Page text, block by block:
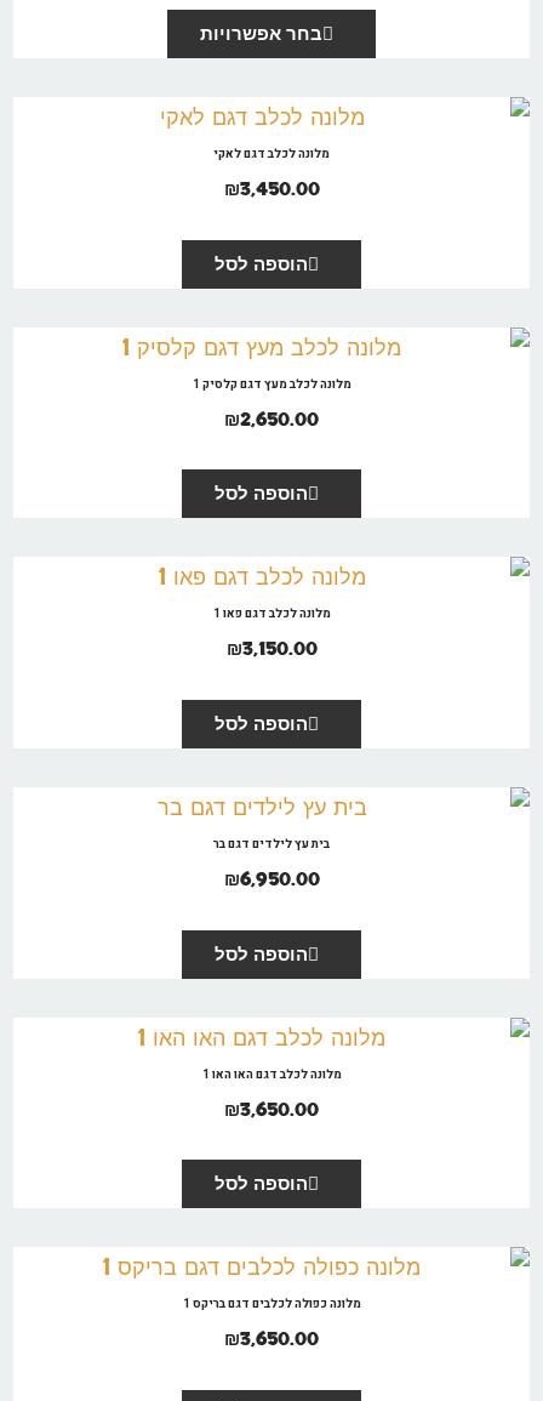
בחר אפשרויות
מלונה לכלב דגם לאקי
₪3,450.00
הוספה לסל
מלונה לכלב מעץ דגם קלסיק 1
₪2,650.00
הוספה לסל
מלונה לכלב דגם פאו 1
₪3,150.00
הוספה לסל
בית עץ לילדים דגם בר
₪6,950.00
הוספה לסל
מלונה לכלב דגם האו האו 1
₪3,650.00
הוספה לסל
מלונה כפולה לכלבים דגם בריקס 1
₪3,650.00